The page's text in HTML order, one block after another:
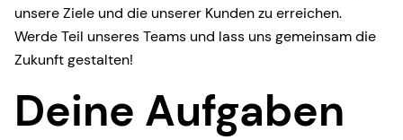
unsere Ziele und die unserer Kunden zu erreichen.
Werde Teil unseres Teams und lass uns gemeinsam die
Zukunft gestalten!
Deine Aufgaben